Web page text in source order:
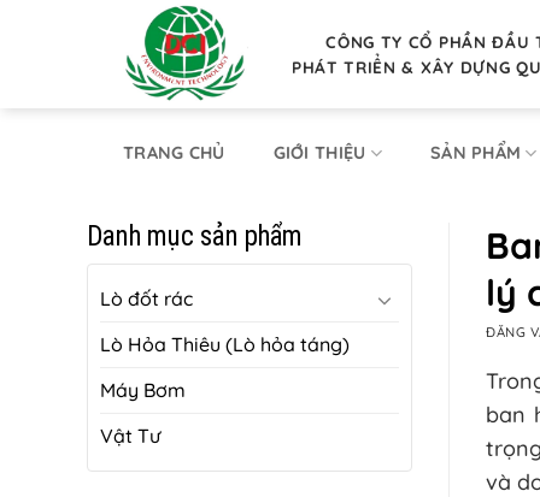
CÔNG TY CỔ PHẦN ĐẦU
PHÁT TRIỂN & XÂY DỰNG
TRANG CHỦ GIỚI THIỆU SẢN PHẨM
Danh mục sản phẩm
Lò đốt rác
Lò Hỏa Thiêu (Lò hỏa táng)
Máy Bơm
Vật Tư
lý
ĐĂNG
ban
và